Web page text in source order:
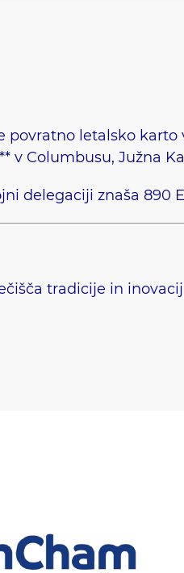
letalsko
v Columbusu, Južna
delegaciji znaša 890
tradicije in